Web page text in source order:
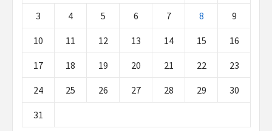
3 4 5 6 7 8 9
10 11 12 13 14 15 16
17 18 19 20 21 22 23
24 25 26 27 28 29 30
31